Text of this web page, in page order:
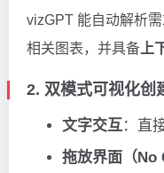
vizGPT 能自动解析
相关图表，并具备 上
2. 双模式可视化创
文字交互：直
拖放界面（No